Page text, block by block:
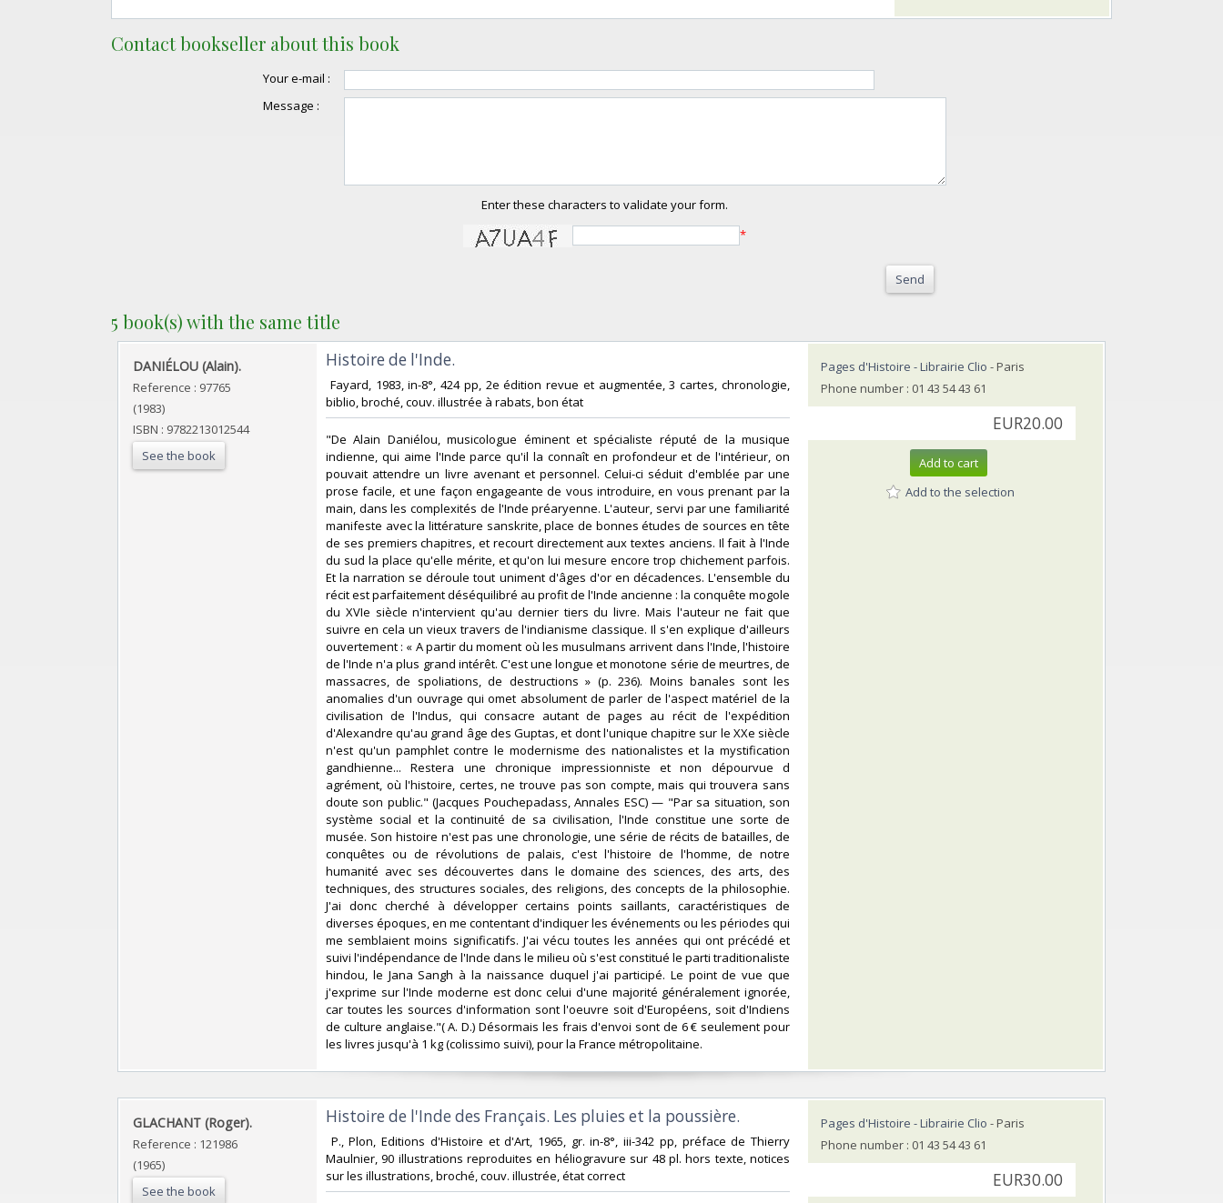
Contact bookseller about this book
Your e-mail :
Message :
Enter these characters to validate your form.
*
Send
5 book(s) with the same title
‎DANIÉLOU (Alain).‎
Reference : 97765
(1983)
ISBN : 9782213012544
See the book
‎Histoire de l'Inde.‎
‎ Fayard, 1983, in-8°, 424 pp, 2e édition revue et augmentée, 3 cartes, chronologie,
biblio, broché, couv. illustrée à rabats, bon état‎
‎"De Alain Daniélou, musicologue éminent et spécialiste réputé de la musique
indienne, qui aime l'Inde parce qu'il la connaît en profondeur et de l'intérieur, on
pouvait attendre un livre avenant et personnel. Celui-ci séduit d'emblée par une
prose facile, et une façon engageante de vous introduire, en vous prenant par la
main, dans les complexités de l'Inde préaryenne. L'auteur, servi par une familiarité
manifeste avec la littérature sanskrite, place de bonnes études de sources en tête
de ses premiers chapitres, et recourt directement aux textes anciens. Il fait à l'Inde
du sud la place qu'elle mérite, et qu'on lui mesure encore trop chichement parfois.
Et la narration se déroule tout uniment d'âges d'or en décadences. L'ensemble du
récit est parfaitement déséquilibré au profit de l'Inde ancienne : la conquête mogole
du XVIe siècle n'intervient qu'au dernier tiers du livre. Mais l'auteur ne fait que
suivre en cela un vieux travers de l'indianisme classique. Il s'en explique d'ailleurs
ouvertement : « A partir du moment où les musulmans arrivent dans l'Inde, l'histoire
de l'Inde n'a plus grand intérêt. C'est une longue et monotone série de meurtres, de
massacres, de spoliations, de destructions » (p. 236). Moins banales sont les
anomalies d'un ouvrage qui omet absolument de parler de l'aspect matériel de la
civilisation de l'Indus, qui consacre autant de pages au récit de l'expédition
d'Alexandre qu'au grand âge des Guptas, et dont l'unique chapitre sur le XXe siècle
n'est qu'un pamphlet contre le modernisme des nationalistes et la mystification
gandhienne... Restera une chronique impressionniste et non dépourvue d
agrément, où l'histoire, certes, ne trouve pas son compte, mais qui trouvera sans
doute son public." (Jacques Pouchepadass, Annales ESC) — "Par sa situation, son
système social et la continuité de sa civilisation, l'Inde constitue une sorte de
musée. Son histoire n'est pas une chronologie, une série de récits de batailles, de
conquêtes ou de révolutions de palais, c'est l'histoire de l'homme, de notre
humanité avec ses découvertes dans le domaine des sciences, des arts, des
techniques, des structures sociales, des religions, des concepts de la philosophie.
J'ai donc cherché à développer certains points saillants, caractéristiques de
diverses époques, en me contentant d'indiquer les événements ou les périodes qui
me semblaient moins significatifs. J'ai vécu toutes les années qui ont précédé et
suivi l'indépendance de l'Inde dans le milieu où s'est constitué le parti traditionaliste
hindou, le Jana Sangh à la naissance duquel j'ai participé. Le point de vue que
j'exprime sur l'Inde moderne est donc celui d'une majorité généralement ignorée,
car toutes les sources d'information sont l'oeuvre soit d'Européens, soit d'Indiens
de culture anglaise."( A. D.) Désormais les frais d'envoi sont de 6 € seulement pour
les livres jusqu'à 1 kg (colissimo suivi), pour la France métropolitaine.‎
Pages d'Histoire - Librairie Clio - Paris
Phone number : 01 43 54 43 61
EUR20.00
Add to cart
Add to the selection
‎GLACHANT (Roger).‎
Reference : 121986
(1965)
See the book
‎Histoire de l'Inde des Français. Les pluies et la poussière.‎
‎ P., Plon, Editions d'Histoire et d'Art, 1965, gr. in-8°, iii-342 pp, préface de Thierry
Maulnier, 90 illustrations reproduites en héliogravure sur 48 pl. hors texte, notices
sur les illustrations, broché, couv. illustrée, état correct‎
Pages d'Histoire - Librairie Clio - Paris
Phone number : 01 43 54 43 61
EUR30.00